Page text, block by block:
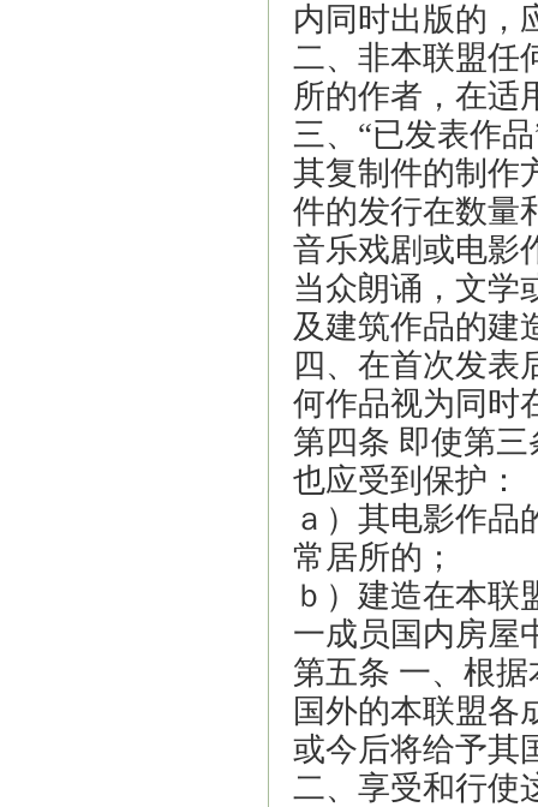
内同时出版的，
二、非本联盟任
所的作者，在适
三、 “已发表作品
其复制件的制作
件的发行在数量
音乐戏剧或电影
当众朗诵，文学
及建筑作品的建
四、在首次发表
何作品视为同时
第四条 即使第
也应受到保护：
ａ）其电影作品
常居所的；
ｂ）建造在本联
一成员国内房屋
第五条 一、根
国外的本联盟各
或今后将给予其
二、享受和行使